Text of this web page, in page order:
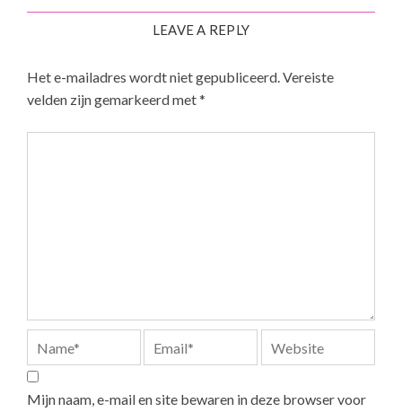
LEAVE A REPLY
Het e-mailadres wordt niet gepubliceerd.Vereiste
velden zijn gemarkeerd met*
Mijn naam, e-mail en site bewaren in deze browser voor